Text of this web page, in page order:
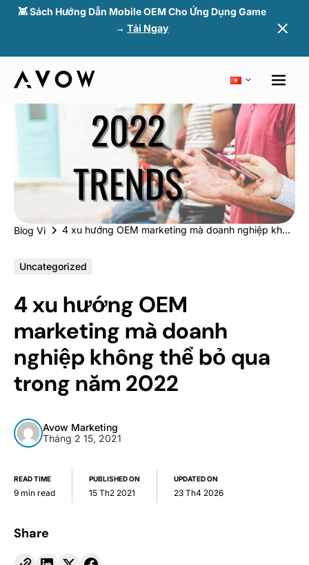
👾 Sách Hướng Dẫn Mobile OEM Cho Ứng Dụng Game
→Tải Ngay
Blog Vi 4 xu hướng OEM marketing mà doanh nghiệp không thể bỏ qua trong năm 2022
Uncategorized
4 xu hướng OEM
marketing mà doanh
nghiệp không thể bỏ qua
trong năm 2022
Avow Marketing
Tháng 2 15, 2021
READ TIME
9 min read
PUBLISHED ON
15 Th2 2021
UPDATED ON
23 Th4 2026
Share